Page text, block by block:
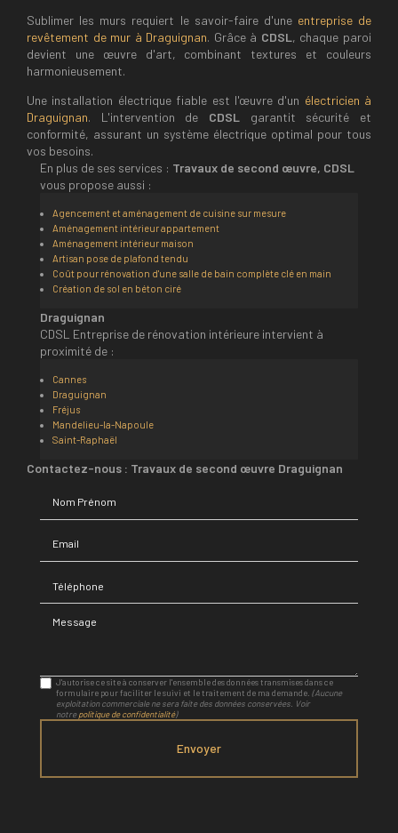
Sublimer les murs requiert le savoir-faire d'une entreprise de
revêtement de mur à Draguignan. Grâce à CDSL, chaque paroi
devient une œuvre d'art, combinant textures et couleurs
harmonieusement.
Une installation électrique fiable est l'œuvre d'un électricien à
Draguignan. L'intervention de CDSL garantit sécurité et
conformité, assurant un système électrique optimal pour tous
vos besoins.
En plus de ses services : Travaux de second œuvre, CDSL
vous propose aussi :
Agencement et aménagement de cuisine sur mesure
Aménagement intérieur appartement
Aménagement intérieur maison
Artisan pose de plafond tendu
Coût pour rénovation d'une salle de bain complète clé en main
Création de sol en béton ciré
Draguignan
CDSL Entreprise de rénovation intérieure intervient à
proximité de :
Cannes
Draguignan
Fréjus
Mandelieu-la-Napoule
Saint-Raphaël
Contactez-nous : Travaux de second œuvre Draguignan
Message
J'autorise ce site à conserver l'ensemble des données transmises dans ce
formulaire pour faciliter le suivi et le traitement de ma demande.(Aucune
exploitation commerciale ne sera faite des données conservées. Voir
notrepolitique de confidentialité)